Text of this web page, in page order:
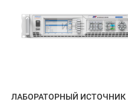
ЛАБОРАТОРНЫЙ ИСТОЧНИК